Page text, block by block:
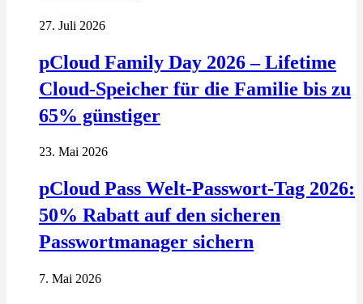
27. Juli 2026
pCloud Family Day 2026 – Lifetime
Cloud-Speicher für die Familie bis zu
65% günstiger
23. Mai 2026
pCloud Pass Welt-Passwort-Tag 2026:
50% Rabatt auf den sicheren
Passwortmanager sichern
7. Mai 2026